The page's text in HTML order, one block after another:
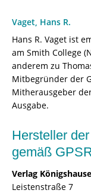
Vaget, Hans R.
Hans R. Vaget ist
am Smith College
anderem zu
Mitbegründer der
Mitherausgeber
Ausgabe.
Hersteller
gemäß
Verlag
Leistenstraße 7